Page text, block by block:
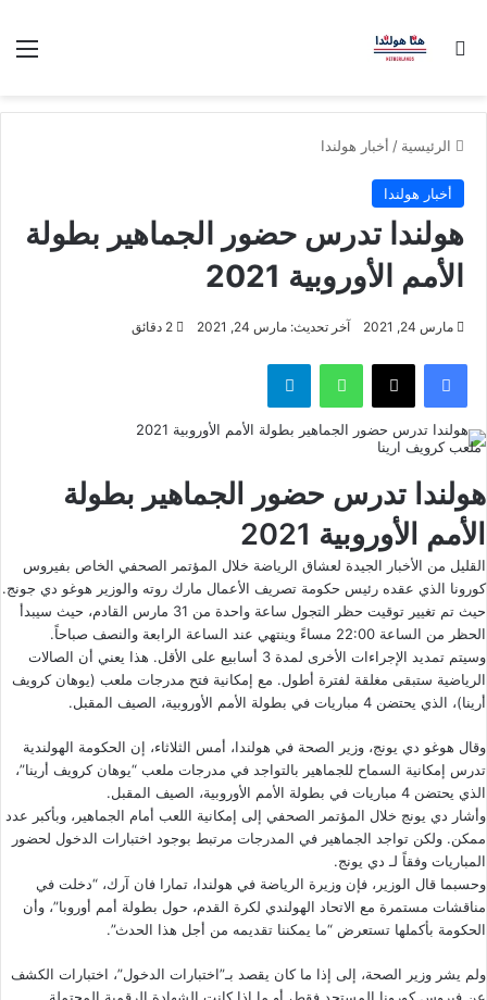
بحث عن
الرئيسية / أخبار هولندا
أخبار هولندا
هولندا تدرس حضور الجماهير بطولة
الأمم الأوروبية 2021
مارس 24, 2021 آخر تحديث: مارس 24, 2021
فيسبوك ‫X واتساب تيلقرام
ملعب كرويف ارينا
هولندا تدرس حضور الجماهير بطولة
الأمم الأوروبية 2021
القليل من الأخبار الجيدة لعشاق الرياضة خلال المؤتمر الصحفي الخاص بفيروس
كورونا الذي عقده رئيس حكومة تصريف الأعمال مارك روته والوزير هوغو دي جونج.
حيث تم تغيير توقيت حظر التجول ساعة واحدة من 31 مارس القادم، حيث سيبدأ
الحظر من الساعة 22:00 مساءً وينتهي عند الساعة الرابعة والنصف صباحاً.
وسيتم تمديد الإجراءات الأخرى لمدة 3 أسابيع على الأقل. هذا يعني أن الصالات
الرياضية ستبقى مغلقة لفترة أطول. مع إمكانية فتح مدرجات ملعب (يوهان كرويف
أرينا)، الذي يحتضن 4 مباريات في بطولة الأمم الأوروبية، الصيف المقبل.
وقال هوغو دي يونج، وزير الصحة في هولندا، أمس الثلاثاء، إن الحكومة الهولندية
تدرس إمكانية السماح للجماهير بالتواجد في مدرجات ملعب “يوهان كرويف أرينا”،
الذي يحتضن 4 مباريات في بطولة الأمم الأوروبية، الصيف المقبل.
وأشار دي يونج خلال المؤتمر الصحفي إلى إمكانية اللعب أمام الجماهير، وبأكبر عدد
ممكن. ولكن تواجد الجماهير في المدرجات مرتبط بوجود اختبارات الدخول لحضور
المباريات وفقاً لـ دي يونج.
وحسبما قال الوزير، فإن وزيرة الرياضة في هولندا، تمارا فان آرك، “دخلت في
مناقشات مستمرة مع الاتحاد الهولندي لكرة القدم، حول بطولة أمم أوروبا”، وأن
الحكومة بأكملها تستعرض “ما يمكننا تقديمه من أجل هذا الحدث”.
ولم يشر وزير الصحة، إلى إذا ما كان يقصد بـ”اختبارات الدخول”، اختبارات الكشف